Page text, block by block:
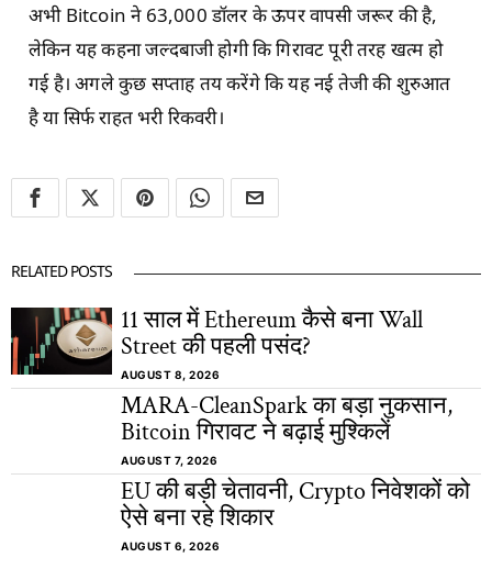
अभी Bitcoin ने 63,000 डॉलर के ऊपर वापसी जरूर की है,
लेकिन यह कहना जल्दबाजी होगी कि गिरावट पूरी तरह खत्म हो
गई है। अगले कुछ सप्ताह तय करेंगे कि यह नई तेजी की शुरुआत
है या सिर्फ राहत भरी रिकवरी।
RELATED POSTS
11 साल में Ethereum कैसे बना Wall
Street की पहली पसंद?
AUGUST 8, 2026
MARA-CleanSpark का बड़ा नुकसान,
Bitcoin गिरावट ने बढ़ाई मुश्किलें
AUGUST 7, 2026
EU की बड़ी चेतावनी, Crypto निवेशकों को
ऐसे बना रहे शिकार
AUGUST 6, 2026